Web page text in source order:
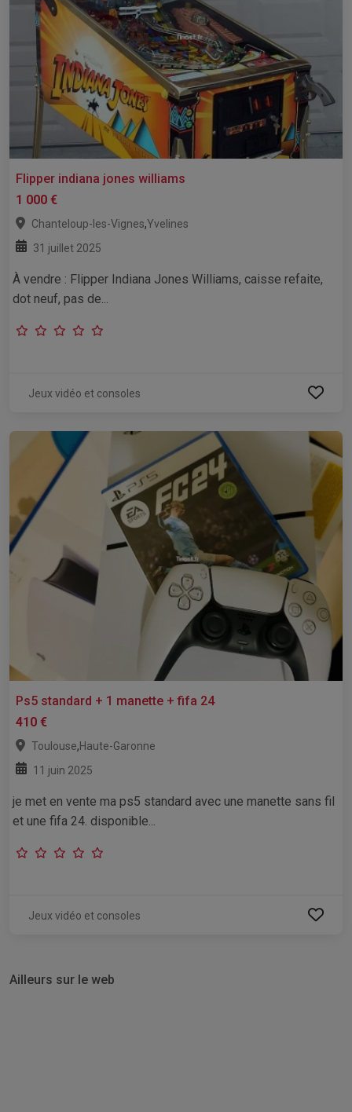
Flipper indiana jones williams
1 000 €
Chanteloup-les-Vignes,Yvelines
31 juillet 2025
À vendre : Flipper Indiana Jones Williams, caisse refaite,
dot neuf, pas de...
Jeux vidéo et consoles
Ps5 standard + 1 manette + fifa 24
410 €
Toulouse,Haute-Garonne
11 juin 2025
je met en vente ma ps5 standard avec une manette sans fil
et une fifa 24. disponible...
Jeux vidéo et consoles
Ailleurs sur le web